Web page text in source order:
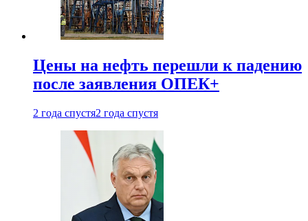
Цены на нефть перешли к падению
после заявления ОПЕК+
2 года спустя2 года спустя